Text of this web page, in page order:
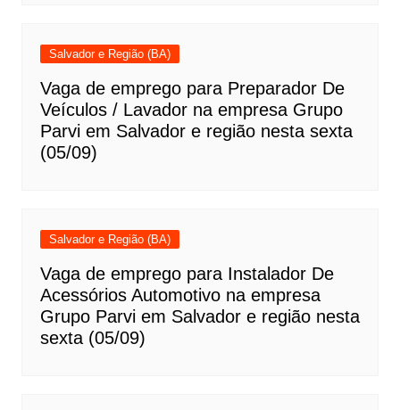
Salvador e Região (BA)
Vaga de emprego para Preparador De
Veículos / Lavador na empresa Grupo
Parvi em Salvador e região nesta sexta
(05/09)
Salvador e Região (BA)
Vaga de emprego para Instalador De
Acessórios Automotivo na empresa
Grupo Parvi em Salvador e região nesta
sexta (05/09)